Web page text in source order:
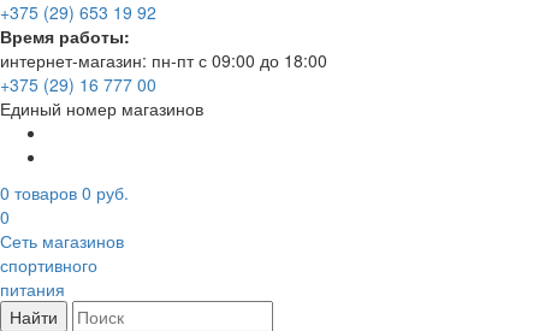
+375 (29) 653 19 92
Время работы:
интернет-магазин: пн-пт с 09:00 до 18:00
+375 (29) 16 777 00
Единый номер магазинов
0 товаров 0 руб.
0
Сеть магазинов
спортивного
питания
Найти